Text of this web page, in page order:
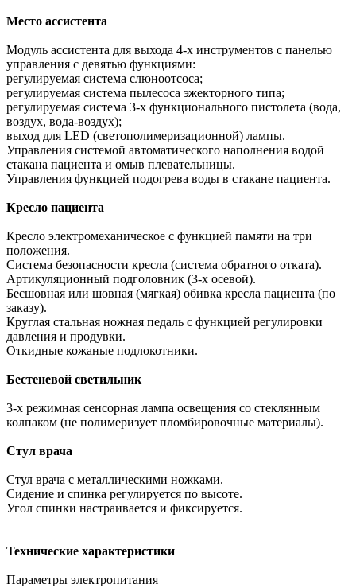
Место ассистента
Модуль ассистента для выхода 4-х инструментов с панелью
управления с девятью функциями:
регулируемая система слюноотсоса;
регулируемая система пылесоса эжекторного типа;
регулируемая система 3-х функционального пистолета (вода,
воздух, вода-воздух);
выход для LED (светополимеризационной) лампы.
Управления системой автоматического наполнения водой
стакана пациента и омыв плевательницы.
Управления функцией подогрева воды в стакане пациента.
Кресло пациента
Кресло электромеханическое с функцией памяти на три
положения.
Система безопасности кресла (система обратного отката).
Артикуляционный подголовник (3-х осевой).
Бесшовная или шовная (мягкая) обивка кресла пациента (по
заказу).
Круглая стальная ножная педаль с функцией регулировки
давления и продувки.
Откидные кожаные подлокотники.
Бестеневой светильник
3-х режимная сенсорная лампа освещения со стеклянным
колпаком (не полимеризует пломбировочные материалы).
Стул врача
Стул врача с металлическими ножками.
Сидение и спинка регулируется по высоте.
Угол спинки настраивается и фиксируется.
Технические характеристики
Параметры электропитания